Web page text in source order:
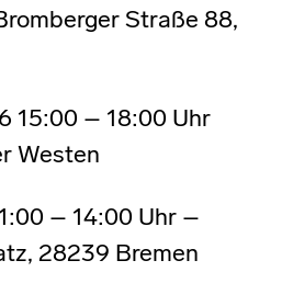
Straße 88,
15:00 – 18:00 Uhr
Westen
– 14:00 Uhr –
28239 Bremen